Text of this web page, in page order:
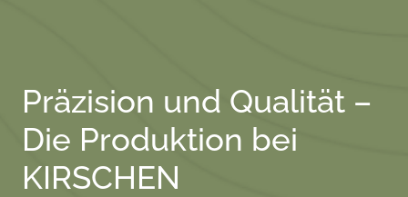
Präzision und Qualität –
Die Produktion bei
KIRSCHEN